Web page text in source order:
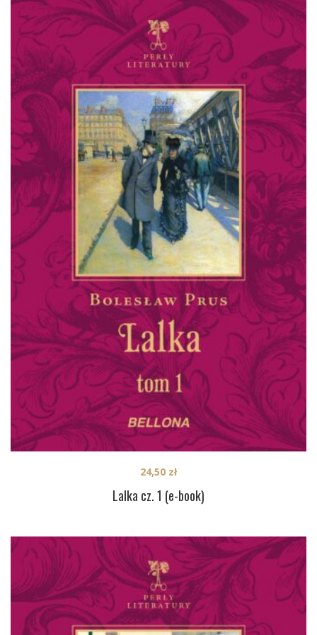
Lalka cz. 1 (e-book)
24,50 zł